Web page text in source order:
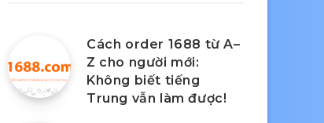
Cách order 1688 từ A–
Z cho người mới:
Không biết tiếng
Trung vẫn làm được!